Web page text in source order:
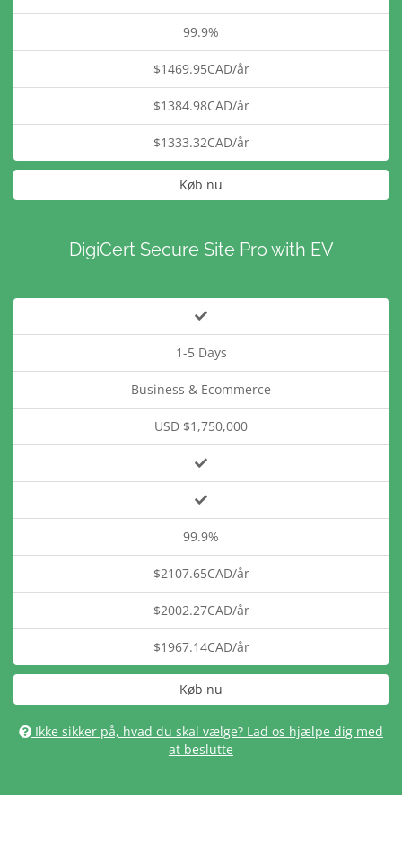
99.9%
$1469.95CAD/år
$1384.98CAD/år
$1333.32CAD/år
Køb nu
DigiCert Secure Site Pro with EV
1-5 Days
Business & Ecommerce
USD $1,750,000
99.9%
$2107.65CAD/år
$2002.27CAD/år
$1967.14CAD/år
Køb nu
Ikke sikker på, hvad du skal vælge? Lad os hjælpe dig med
at beslutte